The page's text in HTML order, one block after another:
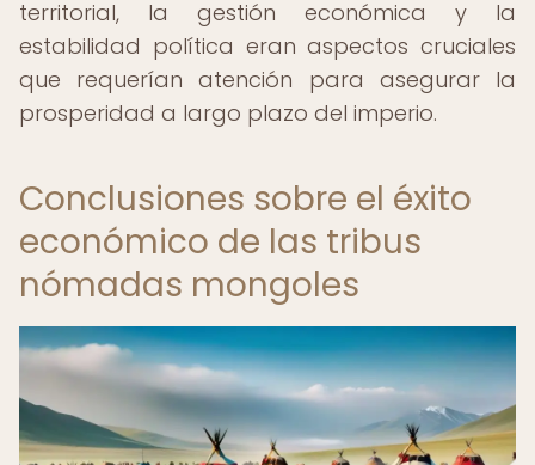
territorial, la gestión económica y la
estabilidad política eran aspectos cruciales
que requerían atención para asegurar la
prosperidad a largo plazo del imperio.
Conclusiones sobre el éxito
económico de las tribus
nómadas mongoles